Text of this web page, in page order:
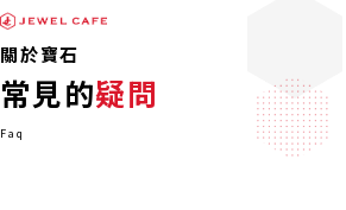
關於寶石
常見的疑問
Faq